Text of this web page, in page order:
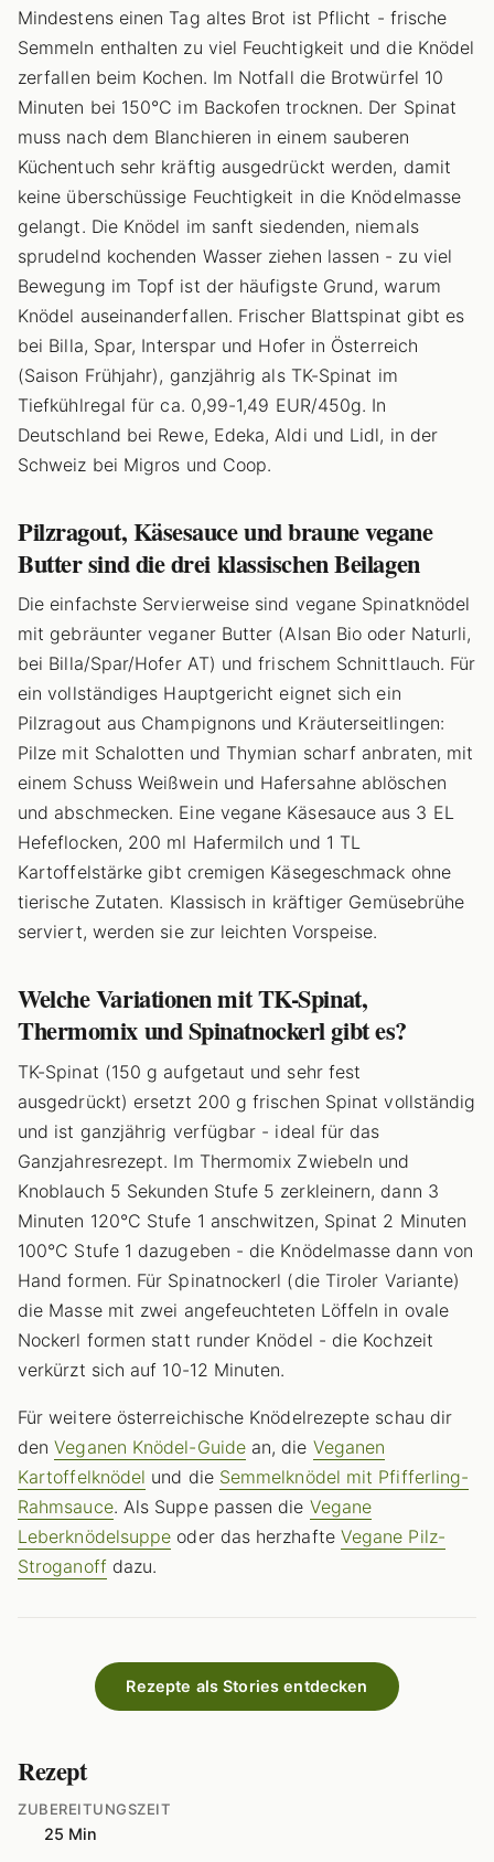
Mindestens einen Tag altes Brot ist Pflicht - frische
Semmeln enthalten zu viel Feuchtigkeit und die Knödel
zerfallen beim Kochen. Im Notfall die Brotwürfel 10
Minuten bei 150°C im Backofen trocknen. Der Spinat
muss nach dem Blanchieren in einem sauberen
Küchentuch sehr kräftig ausgedrückt werden, damit
keine überschüssige Feuchtigkeit in die Knödelmasse
gelangt. Die Knödel im sanft siedenden, niemals
sprudelnd kochenden Wasser ziehen lassen - zu viel
Bewegung im Topf ist der häufigste Grund, warum
Knödel auseinanderfallen. Frischer Blattspinat gibt es
bei Billa, Spar, Interspar und Hofer in Österreich
(Saison Frühjahr), ganzjährig als TK-Spinat im
Tiefkühlregal für ca. 0,99-1,49 EUR/450g. In
Deutschland bei Rewe, Edeka, Aldi und Lidl, in der
Schweiz bei Migros und Coop.
Pilzragout, Käsesauce und braune vegane
Butter sind die drei klassischen Beilagen
Die einfachste Servierweise sind vegane Spinatknödel
mit gebräunter veganer Butter (Alsan Bio oder Naturli,
bei Billa/Spar/Hofer AT) und frischem Schnittlauch. Für
ein vollständiges Hauptgericht eignet sich ein
Pilzragout aus Champignons und Kräuterseitlingen:
Pilze mit Schalotten und Thymian scharf anbraten, mit
einem Schuss Weißwein und Hafersahne ablöschen
und abschmecken. Eine vegane Käsesauce aus 3 EL
Hefeflocken, 200 ml Hafermilch und 1 TL
Kartoffelstärke gibt cremigen Käsegeschmack ohne
tierische Zutaten. Klassisch in kräftiger Gemüsebrühe
serviert, werden sie zur leichten Vorspeise.
Welche Variationen mit TK-Spinat,
Thermomix und Spinatnockerl gibt es?
TK-Spinat (150 g aufgetaut und sehr fest
ausgedrückt) ersetzt 200 g frischen Spinat vollständig
und ist ganzjährig verfügbar - ideal für das
Ganzjahresrezept. Im Thermomix Zwiebeln und
Knoblauch 5 Sekunden Stufe 5 zerkleinern, dann 3
Minuten 120°C Stufe 1 anschwitzen, Spinat 2 Minuten
100°C Stufe 1 dazugeben - die Knödelmasse dann von
Hand formen. Für Spinatnockerl (die Tiroler Variante)
die Masse mit zwei angefeuchteten Löffeln in ovale
Nockerl formen statt runder Knödel - die Kochzeit
verkürzt sich auf 10-12 Minuten.
Für weitere österreichische Knödelrezepte schau dir
denVeganen Knödel-Guidean, die Veganen
Kartoffelknödel und die Semmelknödel mit Pfifferling-
Rahmsauce. Als Suppe passen die Vegane
Leberknödelsuppe oder das herzhafte Vegane Pilz-
Stroganoffdazu.
Rezepte als Stories entdecken
Rezept
ZUBEREITUNGSZEIT
25 Min